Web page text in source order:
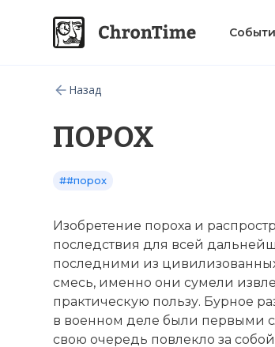
Назад
ПОРОХ
##порох
Изобретение пороха и
последствия для всей
последними из
смесь, именно они сумели
практическую пользу. Бурное
в военном деле были первыми
свою очередь повлекло за